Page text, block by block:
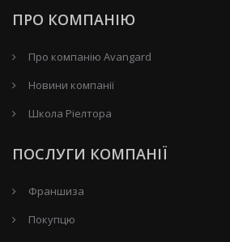
ПРО КОМПАНІЮ
Про компанію Avangard
Новини компанії
Школа Ріелтора
ПОСЛУГИ КОМПАНІЇ
Франшиза
Покупцю